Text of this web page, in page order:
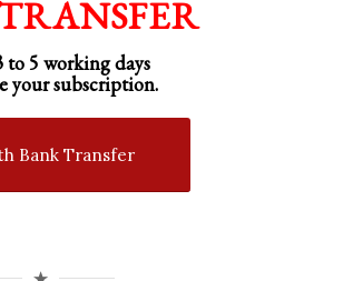
to 5 working days
your subscription.
Bank Transfer